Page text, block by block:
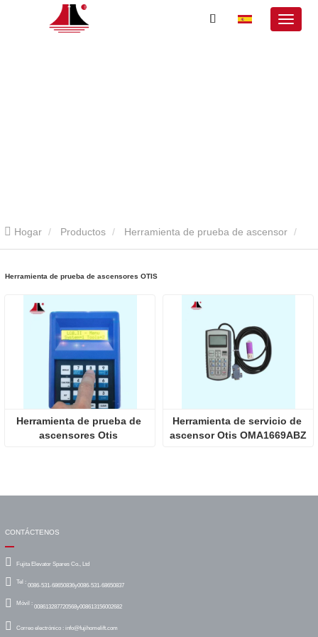
Hogar Productos Herramienta de prueba de ascensor
Herramienta de prueba de ascensores OTIS
Herramienta de prueba de
ascensores Otis
Herramienta de servicio de
ascensor Otis OMA1669ABZ
CONTÁCTENOS
Fujita Elevator Spares Co., Ltd
Tel : 0086-531-68650836y0086-531-68650837
Móvil : 008613287720568y008613156002682
Correo electrónico : info@fujihomelift.com